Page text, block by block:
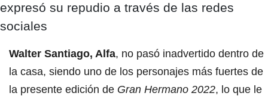
expresó su repudio a través de las redes
sociales
Walter Santiago, Alfa, no pasó inadvertido dentro de
la casa, siendo uno de los personajes más fuertes de
la presente edición de Gran Hermano 2022, lo que le